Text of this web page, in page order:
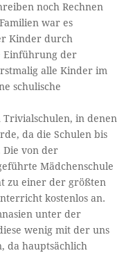
noch Rechnen
war es
Kinder durch
Einführung der
alle Kinder im
schulische
in denen
da die Schulen bis
Die von der
Mädchenschule
zu einer der größten
kostenlos an.
unter der
wenig mit der uns
da hauptsächlich